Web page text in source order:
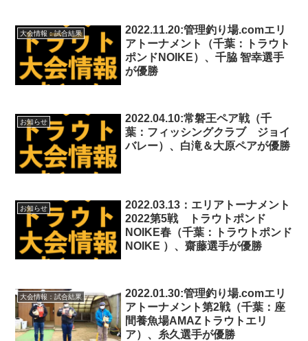
大会情報：試合結果
2022.11.20:管理釣り場.comエリ
アトーナメント（千葉：トラウト
ポンドNOIKE）、千脇 智幸選手
が優勝
お知らせ
2022.04.10:常磐王ペア戦（千
葉：フィッシングクラブ ジョイ
バレー）、白滝＆大原ペアが優勝
お知らせ
2022.03.13：エリアトーナメント
2022第5戦 トラウトポンド
NOIKE春（千葉：トラウトポンド
NOIKE ）、齋藤選手が優勝
大会情報：試合結果
2022.01.30:管理釣り場.comエリ
アトーナメント第2戦（千葉：座
間養魚場AMAZトラウトエリ
ア）、糸久選手が優勝